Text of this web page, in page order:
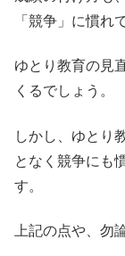
「競争」に慣れ
ゆとり教育の見
くるでしょう。
しかし、ゆとり
となく競争にも
す。
上記の点や、勿